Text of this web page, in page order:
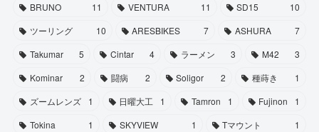
BRUNO
11 VENTURA 11 SD15
10
ツーリング
10 ARESBIKES 7 ASHURA
7
Takumar
5 Cintar 4 ラーメン 3 M42
3
Kominar
2 闘病 2 Soligor 2 種蒔き
1
ズームレンズ
1 日曜大工 1 Tamron 1 Fujinon
1
Tokina
1 SKYVIEW 1 Tマウント
1